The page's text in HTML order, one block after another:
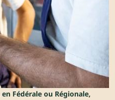
Fédérale ou Régionale,